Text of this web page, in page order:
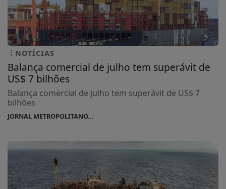
NOTÍCIAS
Balança comercial de julho tem superávit de
US$ 7 bilhões
Balança comercial de julho tem superávit de US$ 7
bilhões
JORNAL METROPOLITANO...